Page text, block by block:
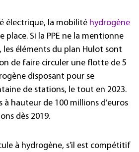
électrique, la mobilité hydrogène
place. Si la PPE ne la mentionne
les éléments du plan Hulot sont
de faire circuler une flotte de 5
disposant pour se
de stations, le tout en 2023.
à hauteur de 100 millions d’euros
dès 2019.
à hydrogène, s’il est compétitif